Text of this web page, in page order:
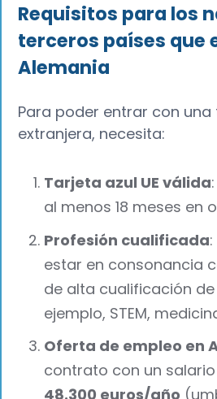
Requisitos para los
terceros países que
Alemania
Para poder entrar con una
extranjera, necesita:
Tarjeta azul UE válida
al menos 18 meses en
Profesión cualificada
estar en consonancia
de alta cualificación
ejemplo, STEM,
Oferta de empleo en
contrato con un
48.300 euros/año